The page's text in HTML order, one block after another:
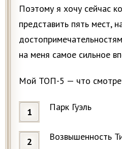
Поэтому я хочу сейчас
представить пять мест,
на меня самое сильное
Мой ТОП-5 — что
Парк Гуэль
Возвышенность